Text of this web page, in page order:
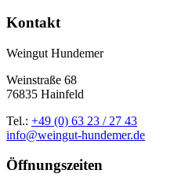
Kontakt
Weingut Hundemer
Weinstraße 68
76835 Hainfeld
Tel.: +49 (0) 63 23 / 27 43
info@weingut-hundemer.de
Öffnungszeiten